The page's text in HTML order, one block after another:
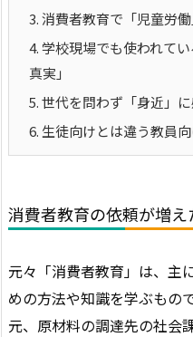
3.消費者教育で「児童労
4.学校現場でも使われて
真実」
5.世代を問わず「身近」
6. 生徒向けとは違う教員
消費者教育の依頼が増え
元々「消費者教育」は、主
めの方法や知識を学ぶもの
元、原材料の調達先の社会